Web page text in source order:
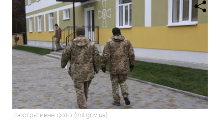
Ілюстративне фото (mil.gov.ua)